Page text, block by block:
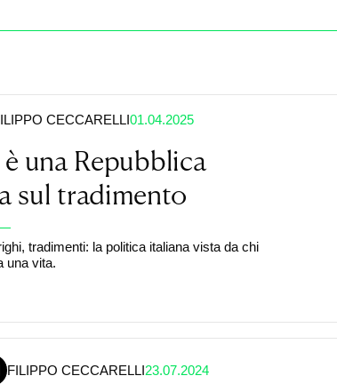
CECCARELLI01.04.2025
è una Repubblica
sul tradimento
tradimenti: la politica italiana vista da chi
una vita.
FILIPPO CECCARELLI23.07.2024